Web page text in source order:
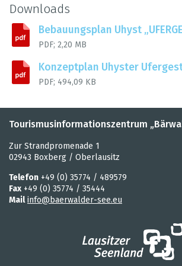
Down­loads
Bebau­ungs­plan Uhyst
PDF; 2,20 MB
Kon­zept­plan Uhys­ter
PDF; 494,09 KB
Tourismusinformationszentrum
Zur Strandpromenade 1
02943 Boxberg / Oberlausitz
Telefon +49 (0) 35774 / 489579
Fax +49 (0) 35774 / 35444
Mail info@baerwalder-see.eu